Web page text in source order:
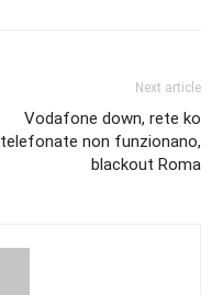
Next article
Vodafone down, rete ko
telefonate non funzionano,
blackout Roma